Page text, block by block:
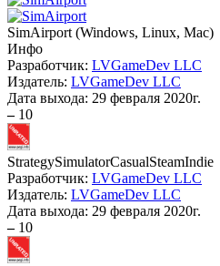
SimAirport (Windows, Linux, Mac)
Инфо
Разработчик: LVGameDev LLC
Издатель: LVGameDev LLC
Дата выхода: 29 февраля 2020г.
– 10
StrategySimulatorCasualSteamIndie
Разработчик: LVGameDev LLC
Издатель: LVGameDev LLC
Дата выхода: 29 февраля 2020г.
– 10